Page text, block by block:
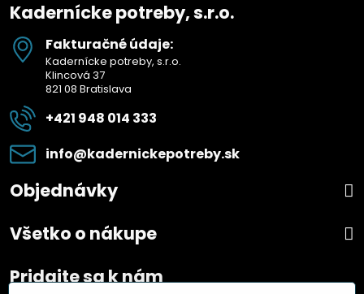
Kadernícke potreby, s.r.o.
Fakturačné údaje:
Kadernícke potreby, s.r.o.
Klincová 37
821 08 Bratislava
+421 948 014 333
info​@kadernickepotreby​.sk
Objednávky
Všetko o nákupe
Pridajte sa k nám